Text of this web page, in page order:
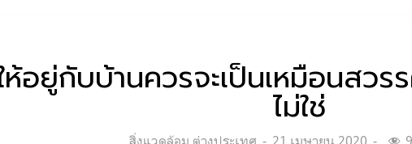
ห้อยู่กับบ้านควรจะเป็นเหมือนส
ไม่ใช่
Categories:
สิ่งแวดล้อม ต่างประเทศ Posted
21 เมษายน 2020